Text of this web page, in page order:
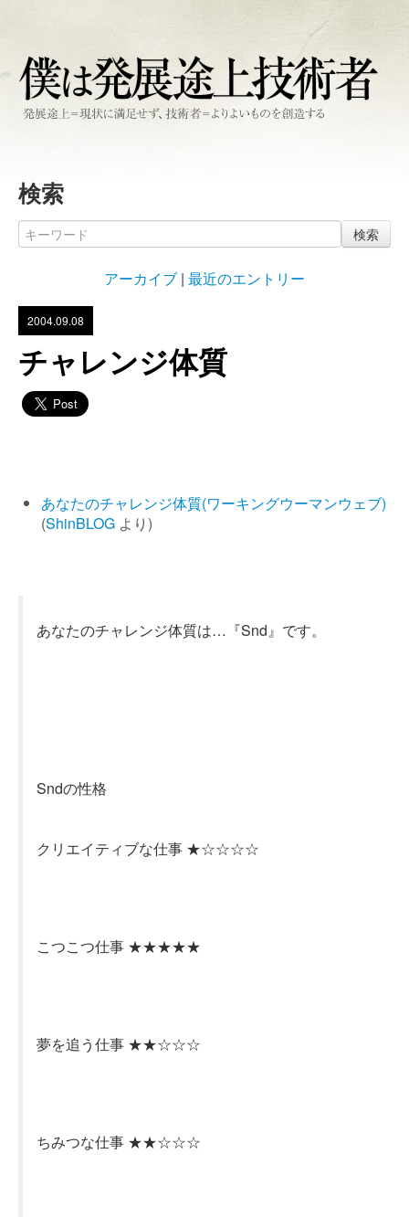
検索
検索
アーカイブ | 最近のエントリー
2004.09.08
チャレンジ体質
あなたのチャレンジ体質(ワーキングウーマンウェブ)
(ShinBLOG より)
あなたのチャレンジ体質は…『Snd』です。
Sndの性格
クリエイティブな仕事 ★☆☆☆☆
こつこつ仕事 ★★★★★
夢を追う仕事 ★★☆☆☆
ちみつな仕事 ★★☆☆☆